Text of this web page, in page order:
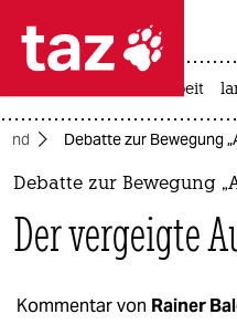
 taz
taz zahl
politik
öko
arbeit
Debatte zur Bewegung
Debatte zur Bewegung
Der vergeigte
Kommentar von Rainer